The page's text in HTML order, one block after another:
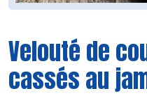
Velouté de
cassés au